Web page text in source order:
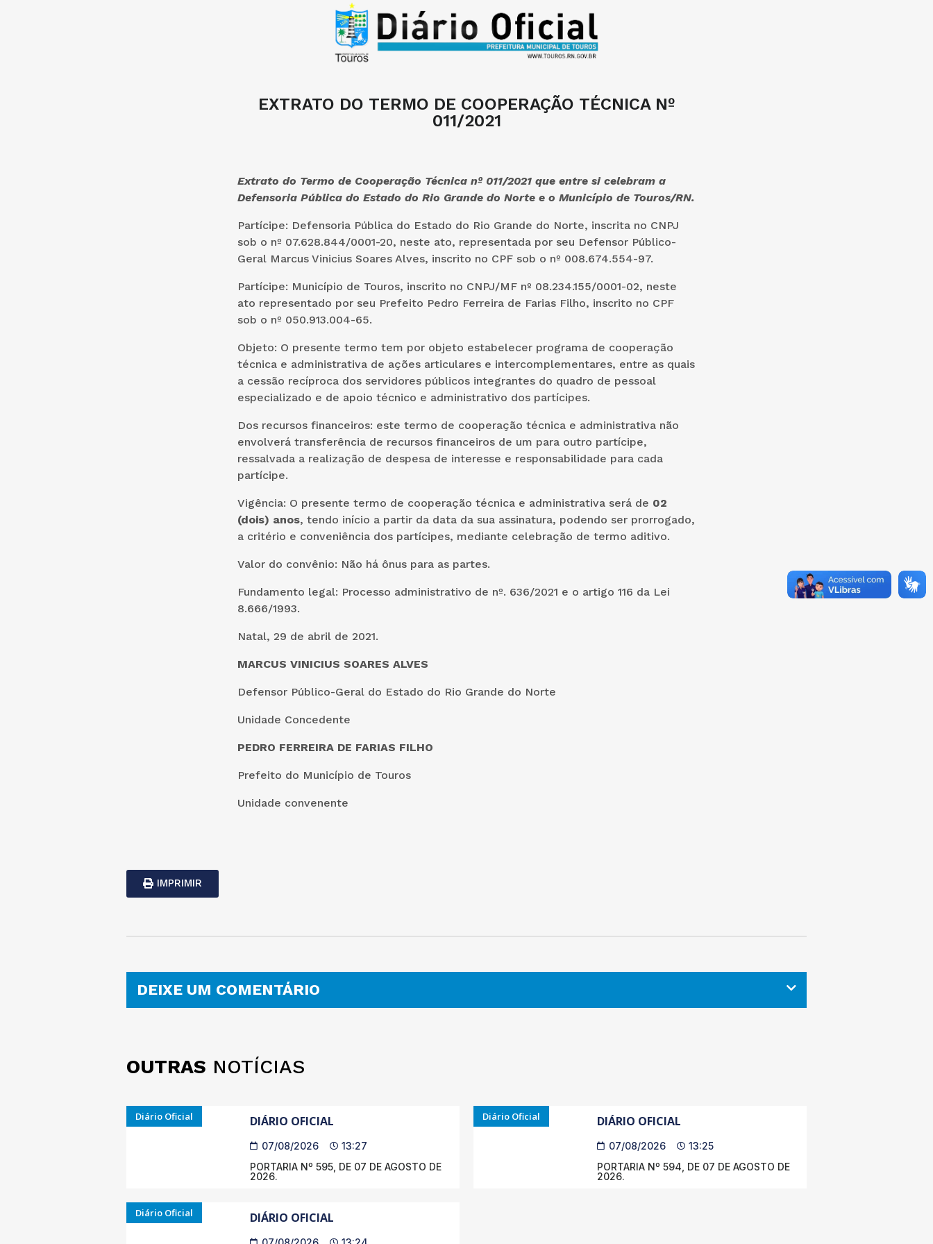
EXTRATO DO TERMO DE COOPERAÇÃO TÉCNICA Nº
011/2021
Extrato do Termo de Cooperação Técnica nº 011/2021 que entre si celebram a
Defensoria Pública do Estado do Rio Grande do Norte e o Município de Touros/RN.
Partícipe: Defensoria Pública do Estado do Rio Grande do Norte, inscrita no CNPJ
sob o nº 07.628.844/0001-20, neste ato, representada por seu Defensor Público-
Geral Marcus Vinicius Soares Alves, inscrito no CPF sob o nº 008.674.554-97.
Partícipe: Município de Touros, inscrito no CNPJ/MF nº 08.234.155/0001-02, neste
ato representado por seu Prefeito Pedro Ferreira de Farias Filho, inscrito no CPF
sob o nº 050.913.004-65.
Objeto: O presente termo tem por objeto estabelecer programa de cooperação
técnica e administrativa de ações articulares e intercomplementares, entre as quais
a cessão recíproca dos servidores públicos integrantes do quadro de pessoal
especializado e de apoio técnico e administrativo dos partícipes.
Dos recursos financeiros: este termo de cooperação técnica e administrativa não
envolverá transferência de recursos financeiros de um para outro partícipe,
ressalvada a realização de despesa de interesse e responsabilidade para cada
partícipe.
Vigência: O presente termo de cooperação técnica e administrativa será de 02
(dois) anos, tendo início a partir da data da sua assinatura, podendo ser prorrogado,
a critério e conveniência dos partícipes, mediante celebração de termo aditivo.
Valor do convênio: Não há ônus para as partes.
Fundamento legal: Processo administrativo de nº. 636/2021 e o artigo 116 da Lei
8.666/1993.
Natal, 29 de abril de 2021.
MARCUS VINICIUS SOARES ALVES
Defensor Público-Geral do Estado do Rio Grande do Norte
Unidade Concedente
PEDRO FERREIRA DE FARIAS FILHO
Prefeito do Município de Touros
Unidade convenente
IMPRIMIR
DEIXE UM COMENTÁRIO
OUTRAS NOTÍCIAS
Diário Oficial DIÁRIO OFICIAL
07/08/2026
13:27
PORTARIA Nº 595, DE 07 DE AGOSTO DE
2026.
Diário Oficial DIÁRIO OFICIAL
07/08/2026
13:25
PORTARIA Nº 594, DE 07 DE AGOSTO DE
2026.
Diário Oficial DIÁRIO OFICIAL